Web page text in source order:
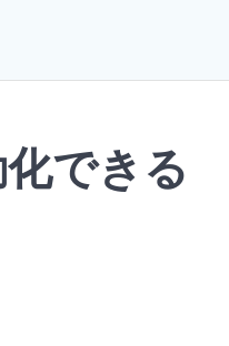
できる